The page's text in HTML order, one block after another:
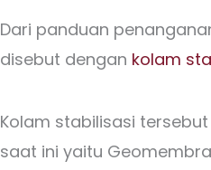
Dari panduan
disebut dengan kolam
Kolam stabilisasi
saat ini yaitu